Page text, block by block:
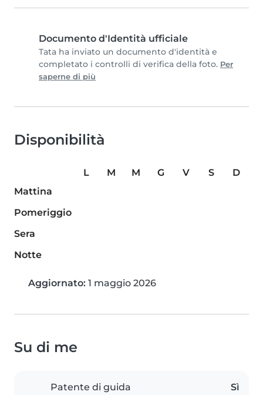
Documento d'Identità ufficiale
Tata ha inviato un documento d'identità e
completato i controlli di verifica della foto. Per
saperne di più
Disponibilità
L M M G V S
D
Mattina
Pomeriggio
Sera
Notte
Aggiornato: 1 maggio 2026
Su di me
Patente di guida Sì